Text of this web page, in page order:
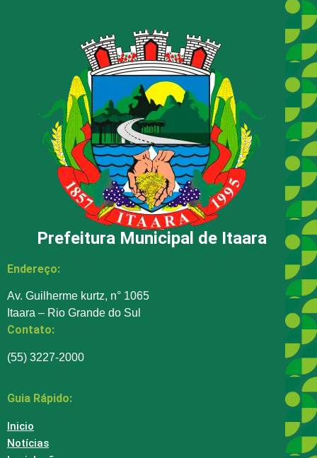
Prefeitura Municipal de Itaara
Endereço:
Av. Guilherme kurtz, n° 1065
Itaara – Rio Grande do Sul
Contato:
(55) 3227-2000
Guia Rápido:
Inicio
Notícias